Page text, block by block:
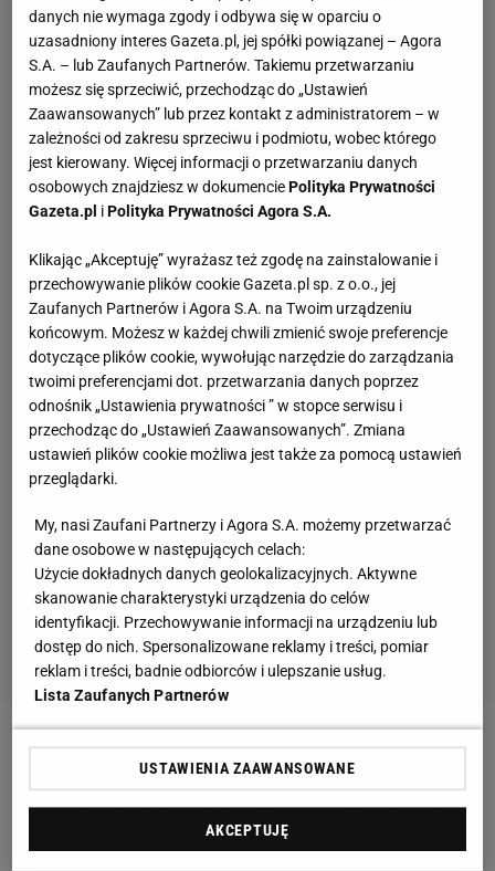
Infinite Moment to niezwykle zmysłowy zapach,
towarzyszą nam wtedy, gdy kochamy i czujemy, że
jesteśmy wszystkim dla ukochanej osoby.
danych nie wymaga zgody i odbywa się w oparciu o
uzasadniony interes Gazeta.pl, jej spółki powiązanej – Agora
S.A. – lub Zaufanych Partnerów. Takiemu przetwarzaniu
możesz się sprzeciwić, przechodząc do „Ustawień
Zaawansowanych” lub przez kontakt z administratorem – w
zależności od zakresu sprzeciwu i podmiotu, wobec którego
jest kierowany. Więcej informacji o przetwarzaniu danych
osobowych znajdziesz w dokumenciePolityka Prywatności
Gazeta.pl iPolityka Prywatności Agora S.A.
Klikając „Akceptuję” wyrażasz też zgodę na zainstalowanie i
przechowywanie plików cookie Gazeta.pl sp. z o.o., jej
Zaufanych Partnerów i Agora S.A. na Twoim urządzeniu
końcowym. Możesz w każdej chwili zmienić swoje preferencje
dotyczące plików cookie, wywołując narzędzie do zarządzania
twoimi preferencjami dot. przetwarzania danych poprzez
odnośnik „Ustawienia prywatności ” w stopce serwisu i
przechodząc do „Ustawień Zaawansowanych”. Zmiana
ustawień plików cookie możliwa jest także za pomocą ustawień
przeglądarki.
My, nasi Zaufani Partnerzy i Agora S.A. możemy przetwarzać
dane osobowe w następujących celach:
Użycie dokładnych danych geolokalizacyjnych. Aktywne
skanowanie charakterystyki urządzenia do celów
identyfikacji. Przechowywanie informacji na urządzeniu lub
dostęp do nich. Spersonalizowane reklamy i treści, pomiar
reklam i treści, badnie odbiorców i ulepszanie usług.
Lista Zaufanych Partnerów
USTAWIENIA ZAAWANSOWANE
AKCEPTUJĘ